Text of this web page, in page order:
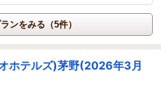
ンをみる（5件）
ホテルズ)茅野(2026年3月